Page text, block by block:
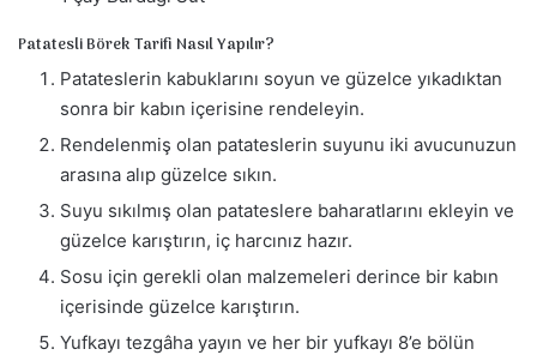
Patatesli Börek Tarifi Nasıl Yapılır?
Patateslerin kabuklarını soyun ve güzelce yıkadıktan
sonra bir kabın içerisine rendeleyin.
Rendelenmiş olan patateslerin suyunu iki avucunuzun
arasına alıp güzelce sıkın.
Suyu sıkılmış olan patateslere baharatlarını ekleyin ve
güzelce karıştırın, iç harcınız hazır.
Sosu için gerekli olan malzemeleri derince bir kabın
içerisinde güzelce karıştırın.
Yufkayı tezgâha yayın ve her bir yufkayı 8’e bölün